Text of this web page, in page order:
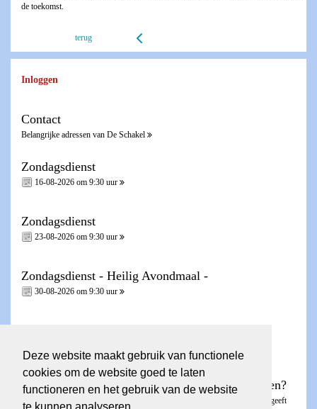
Deze website maakt gebruik van functionele
cookies om de website goed te laten
functioneren en het gebruik van de website
de toekomst.
terug
Inloggen
Contact
Belangrijke adressen van De Schakel
Zondagsdienst
16-08-2026 om 9:30 uur
Zondagsdienst
23-08-2026 om 9:30 uur
Zondagsdienst - Heilig Avondmaal -
30-08-2026 om 9:30 uur
Wilt u een account voor de ledenpagina aanvragen?
Dit kunt u aanvragen via het
. De ledenpagina is besloten en geeft